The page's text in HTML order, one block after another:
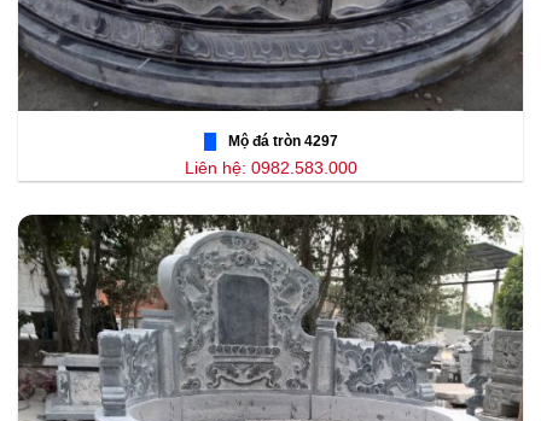
Mộ đá tròn 4297
Liên hệ: 0982.583.000